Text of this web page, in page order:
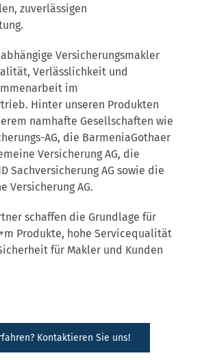
zuverlässigen
Versicherungsmakler
Verlässlichkeit und
im
Hinter unseren Produkten
namhafte Gesellschaften wie
AG, die BarmeniaGothaer
Versicherung AG, die
Sachversicherung AG sowie die
Versicherung AG.
schaffen die Grundlage für
Produkte, hohe Servicequalität
für Makler und Kunden
Kontaktieren Sie uns!